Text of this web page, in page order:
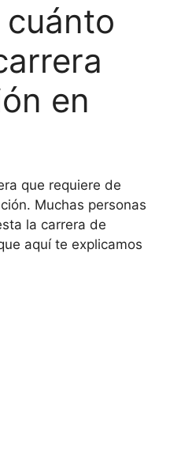
cuánto
en
que requiere de
Muchas personas
la carrera de
aquí te explicamos